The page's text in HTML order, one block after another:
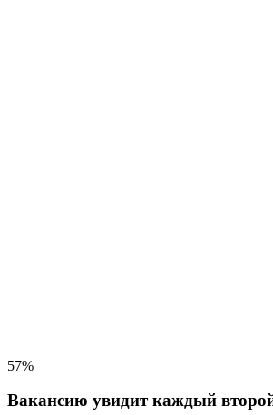
57%
Вакансию увидит каждый